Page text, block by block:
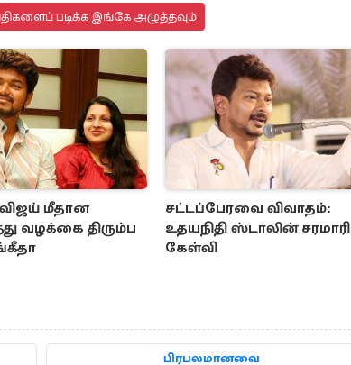
படிக்க இங்கே அழுத்தவும்
மீதான
வழக்கை திரும்ப
சட்டப்பேரவை விவாதம்:
உதயநிதி ஸ்டாலின் சரமாரி
கேள்வி
பிரபலமானவை